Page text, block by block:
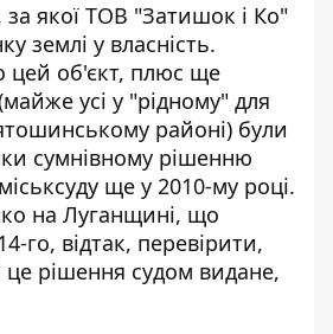
за якої ТОВ "Затишок і Ко"
землі у власність.
цей об'єкт, плюс ще
усі у "рідному" для
районі) були
сумнівному рішенню
ще у 2010-му році.
на Луганщині, що
го, відтак, перевірити,
це рішення судом видане,